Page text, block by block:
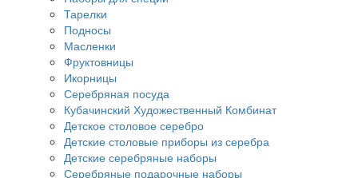
Тарелки
Подносы
Масленки
Фруктовницы
Икорницы
Серебряная посуда
Кубачинский Художественный Комбинат
Детское столовое серебро
Детские столовые приборы из серебра
Детские серебряные наборы
Серебряные подарочные наборы